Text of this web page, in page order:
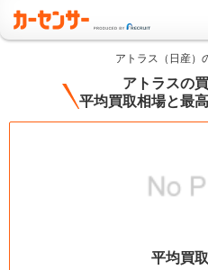
アトラス（日産）
アトラスの
平均買取相場と最
平均買